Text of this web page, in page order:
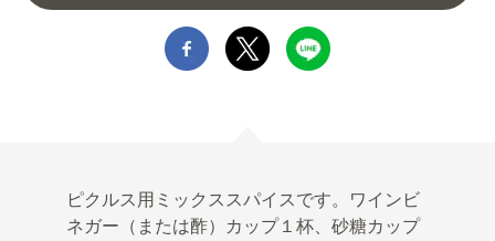
ピクルス用ミックススパイスです。ワインビ
ネガー（または酢）カップ１杯、砂糖カップ